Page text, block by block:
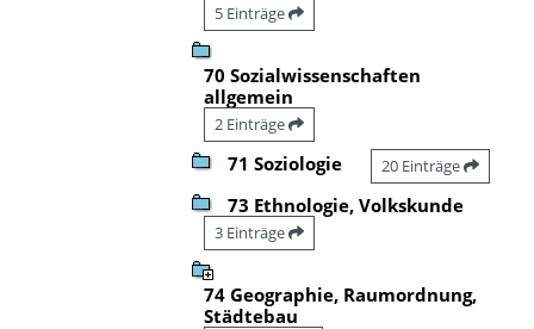
5 Einträge
70 Sozialwissenschaften
allgemein
2 Einträge
71 Soziologie 20 Einträge
73 Ethnologie, Volkskunde
3 Einträge
74 Geographie, Raumordnung,
Städtebau